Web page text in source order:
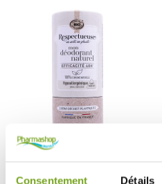
Consentement Détails
RESPECTUEUSE